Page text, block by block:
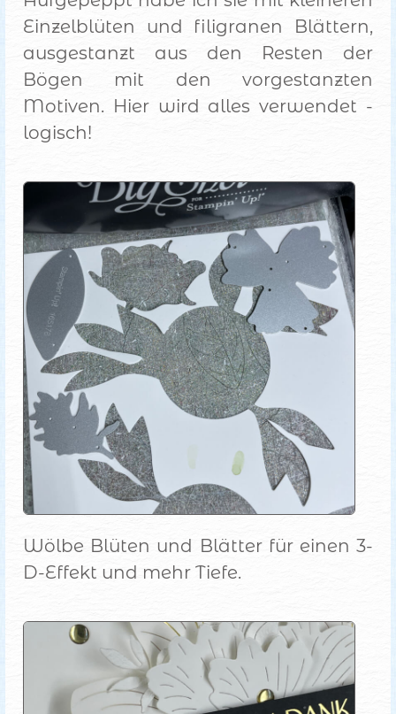
Einzelblüten und filigranen Blättern,
ausgestanzt aus den Resten der
Bögen mit den vorgestanzten
Motiven. Hier wird alles verwendet -
logisch!
Wölbe Blüten und Blätter für einen 3-
D-Effekt und mehr Tiefe.